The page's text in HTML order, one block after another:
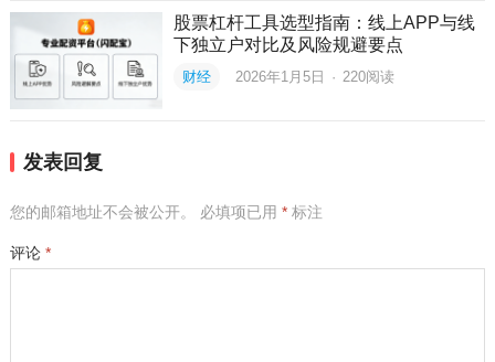
股票杠杆工具选型指南：线上APP与线
下独立户对比及风险规避要点
财经 2026年1月5日 · 220阅读
发表回复
您的邮箱地址不会被公开。 必填项已用 *标注
评论 *